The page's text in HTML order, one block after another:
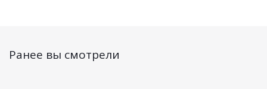
Ранее вы смотрели